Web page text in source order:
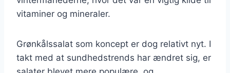
vitaminer og mineraler.
Grønkålssalat som koncept er dog relativt nyt. I
takt med at sundhedstrends har ændret sig, er